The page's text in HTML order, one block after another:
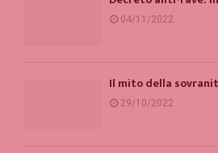
04/11/2022
Il mito della
29/10/2022